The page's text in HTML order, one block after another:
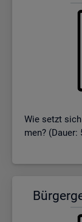
Wie setzt
men? (Dauer: